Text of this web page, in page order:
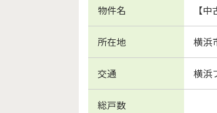
物件名 【
所在地 横浜
交通 横浜
総戸数